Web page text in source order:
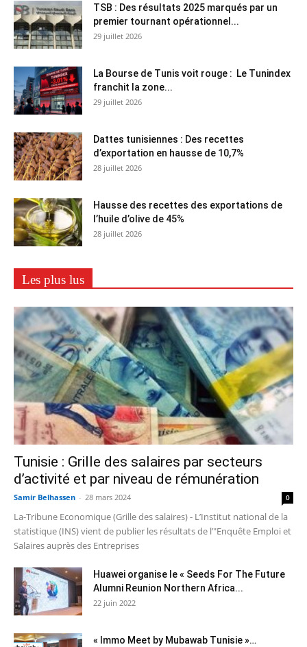
TSB : Des résultats 2025 marqués par un
premier tournant opérationnel...
29 juillet 2026
La Bourse de Tunis voit rouge : Le Tunindex
franchit la zone...
29 juillet 2026
Dattes tunisiennes : Des recettes
d’exportation en hausse de 10,7%
28 juillet 2026
Hausse des recettes des exportations de
l’huile d’olive de 45%
28 juillet 2026
Les plus lus
Tunisie : Grille des salaires par secteurs
d’activité et par niveau de rémunération
Samir Belhassen - 28 mars 2024 0
La-Tribune Economique (Grille des salaires) - L’Institut national de la
statistique (INS) vient de publier les résultats de l’"Enquête Emploi et
Salaires auprès des Entreprises
Huawei organise le « Seeds For The Future
Alumni Reunion Northern Africa...
22 juin 2022
« Immo Meet by Mubawab Tunisie »…